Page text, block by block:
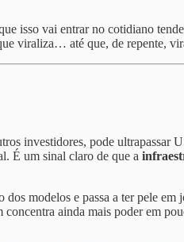
isso vai entrar no cotidiano
viraliza… até que, de repente,
investidores, pode ultrapassar
É um sinal claro de que a
dos modelos e passa a ter pele em
ainda mais poder em